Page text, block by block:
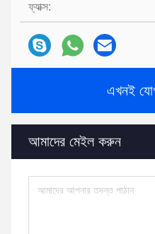
ফ্যাক্স:
এখনই
আমাদের মেইল ​​করুন